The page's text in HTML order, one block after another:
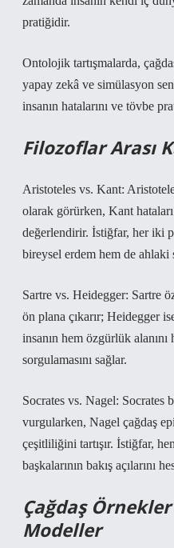
pratiğidir.
Ontolojik tartışmalarda,
yapay zekâ ve simülasyon
insanın hatalarını ve tövbe
Filozoflar Arası
Aristoteles vs. Kant:
olarak görürken, Kant
değerlendirir. İstiğfar, her iki
bireysel erdem hem de ahlaki
Sartre vs. Heidegger: Sartre
ön plana çıkarır; Heidegger
insanın hem özgürlük alanını
sorgulamasını sağlar.
Socrates vs. Nagel: Socrates
vurgularken, Nagel çağdaş
çeşitliliğini tartışır. İstiğfar,
başkalarının bakış açılarını
Çağdaş
Modeller